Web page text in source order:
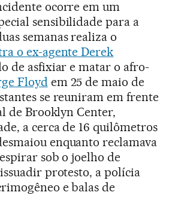
ocorre em um
sensibilidade para a
semanas realiza o
o ex-agente Derek
de asfixiar e matar o afro-
Floydem 25 de maio de
se reuniram em frente
de Brooklyn Center,
a cerca de 16 quilômetros
enquanto reclamava
sob o joelho de
protesto, a polícia
e balas de